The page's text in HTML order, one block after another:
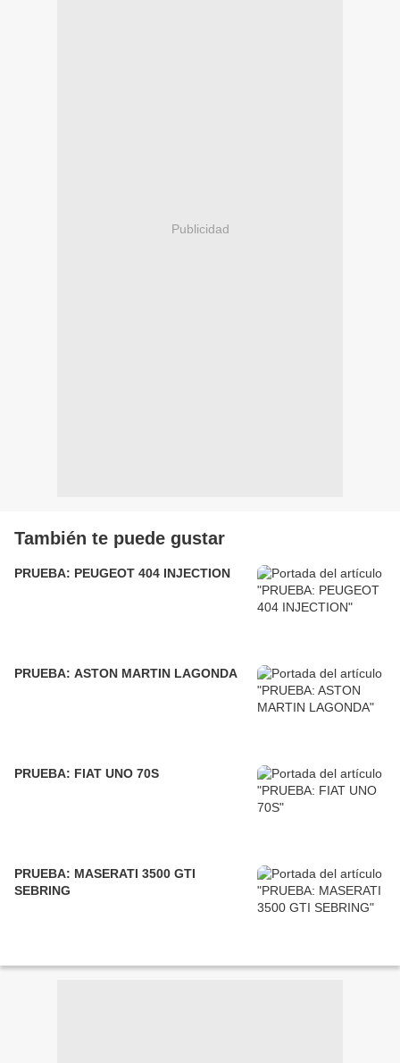
Publicidad
También te puede gustar
PRUEBA: PEUGEOT 404 INJECTION
PRUEBA: ASTON MARTIN LAGONDA
PRUEBA: FIAT UNO 70S
PRUEBA: MASERATI 3500 GTI
SEBRING